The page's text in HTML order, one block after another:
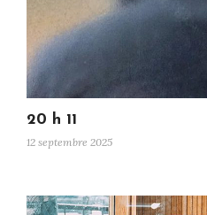
20 h 11
12 septembre 2025